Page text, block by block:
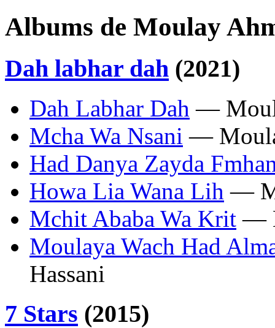
Albums de Moulay
Dah labhar dah (2021)
Dah Labhar Dah —
Mcha Wa Nsani —
Had Danya Zayda
Howa Lia Wana Lih —
Mchit Ababa Wa Krit —
Moulaya Wach Had
Hassani
7 Stars (2015)